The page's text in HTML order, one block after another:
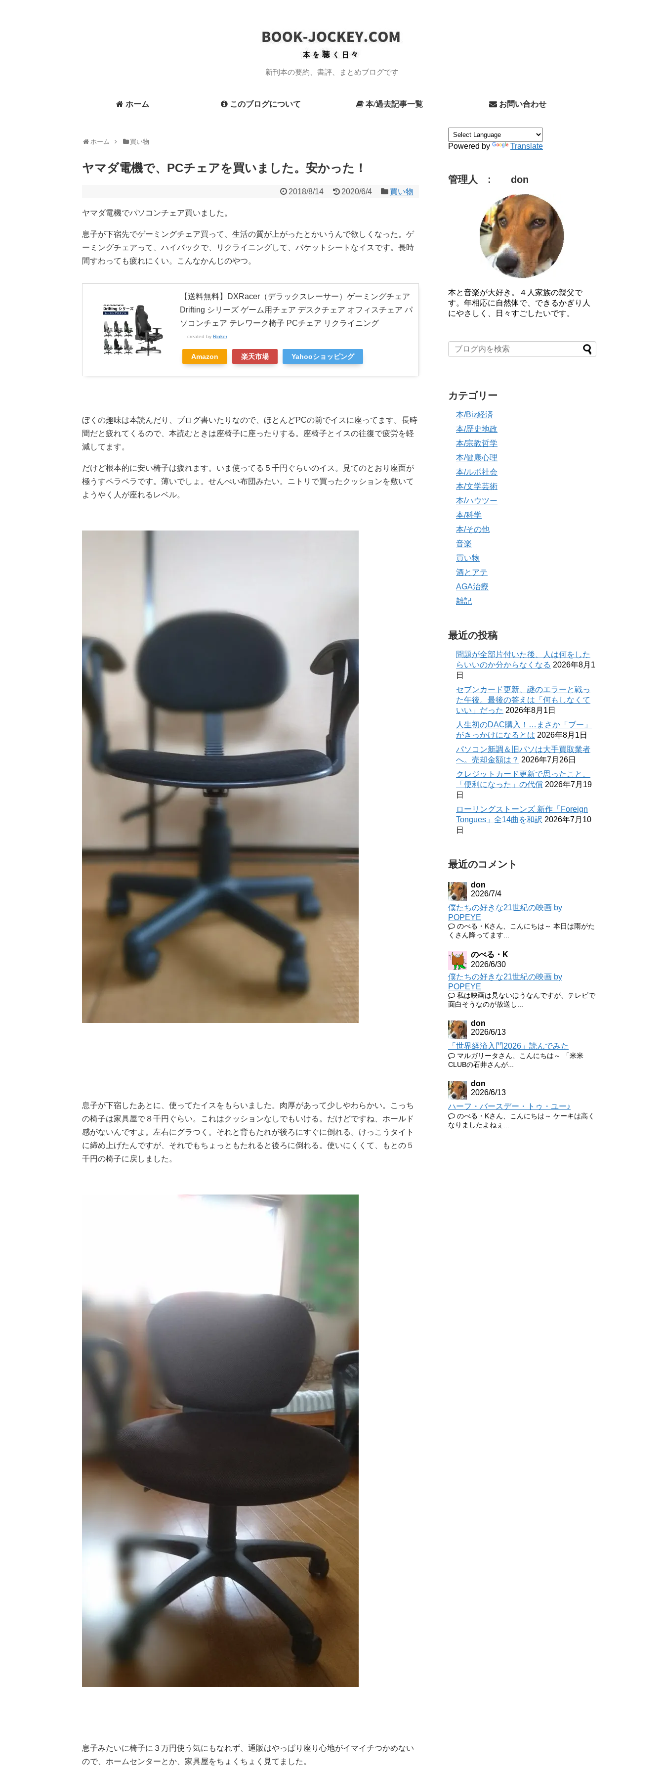
新刊本の要約、書評、まとめブログです
ホーム このブログについて 本/過去記事一覧 お問い合わせ
ホーム 買い物
ヤマダ電機で、PCチェアを買いました。安かった！
2018/8/14 2020/6/4 買い物
ヤマダ電機でパソコンチェア買いました。
息子が下宿先でゲーミングチェア買って、生活の質が上がったとかいうんで欲しくなった。ゲ
ーミングチェアって、ハイバックで、リクライニングして、バケットシートなイスです。長時
間すわっても疲れにくい。こんなかんじのやつ。
【送料無料】DXRacer（デラックスレーサー）ゲーミングチェア
Drifting シリーズ ゲーム用チェア デスクチェア オフィスチェア パ
ソコンチェア テレワーク椅子 PCチェア リクライニング
created by Rinker
Amazon 楽天市場 Yahooショッピング
ぼくの趣味は本読んだり、ブログ書いたりなので、ほとんどPCの前でイスに座ってます。長時
間だと疲れてくるので、本読むときは座椅子に座ったりする。座椅子とイスの往復で疲労を軽
減してます。
だけど根本的に安い椅子は疲れます。いま使ってる５千円ぐらいのイス。見てのとおり座面が
極うすペラペラです。薄いでしょ。せんべい布団みたい。ニトリで買ったクッションを敷いて
ようやく人が座れるレベル。
息子が下宿したあとに、使ってたイスをもらいました。肉厚があって少しやわらかい。こっち
の椅子は家具屋で８千円ぐらい。これはクッションなしでもいける。だけどですね、ホールド
感がないんですよ。左右にグラつく。それと背もたれが後ろにすぐに倒れる。けっこうタイト
に締め上げたんですが、それでもちょっともたれると後ろに倒れる。使いにくくて、もとの５
千円の椅子に戻しました。
息子みたいに椅子に３万円使う気にもなれず、通販はやっぱり座り心地がイマイチつかめない
ので、ホームセンターとか、家具屋をちょくちょく見てました。
Powered by Translate
管理人 : don
本と音楽が大好き。４人家族の親父で
す。年相応に自然体で、できるかぎり人
にやさしく、日々すごしたいです。
カテゴリー
本/Biz経済
本/歴史地政
本/宗教哲学
本/健康心理
本/ルポ社会
本/文学芸術
本/ハウツー
本/科学
本/その他
音楽
買い物
酒とアテ
AGA治療
雑記
最近の投稿
問題が全部片付いた後、人は何をした
らいいのか分からなくなる 2026年8月1
日
セブンカード更新、謎のエラーと戦っ
た午後。最後の答えは「何もしなくて
いい」だった 2026年8月1日
人生初のDAC購入！…まさか「ブー」
がきっかけになるとは 2026年8月1日
パソコン新調＆旧パソは大手買取業者
へ。売却金額は？ 2026年7月26日
クレジットカード更新で思ったこと。
「便利になった」の代償 2026年7月19
日
ローリングストーンズ 新作「Foreign
Tongues」全14曲を和訳 2026年7月10
日
最近のコメント
don
2026/7/4
僕たちの好きな21世紀の映画 by
POPEYE
のべる・Kさん、こんにちは～ 本日は雨がた
くさん降ってます...
のべる・K
2026/6/30
僕たちの好きな21世紀の映画 by
POPEYE
私は映画は見ないほうなんですが、テレビで
面白そうなのが放送し...
don
2026/6/13
「世界経済入門2026」読んでみた
マルガリータさん、こんにちは～ 「米米
CLUBの石井さんが...
don
2026/6/13
ハーフ・バースデー・トゥ・ユー♪
のべる・Kさん、こんにちは～ ケーキは高く
なりましたよねぇ...